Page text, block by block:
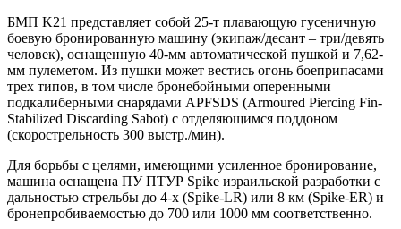
БМП K21 представляет собой 25-т плавающую гусеничную
боевую бронированную машину (экипаж/десант – три/девять
человек), оснащенную 40-мм автоматической пушкой и 7,62-
мм пулеметом. Из пушки может вестись огонь боеприпасами
трех типов, в том числе бронебойными оперенными
подкалиберными снарядами APFSDS (Armoured Piercing Fin-
Stabilized Discarding Sabot) с отделяющимся поддоном
(скорострельность 300 выстр./мин).
Для борьбы с целями, имеющими усиленное бронирование,
машина оснащена ПУ ПТУР Spike израильской разработки с
дальностью стрельбы до 4-х (Spike-LR) или 8 км (Spike-ER) и
бронепробиваемостью до 700 или 1000 мм соответственно.